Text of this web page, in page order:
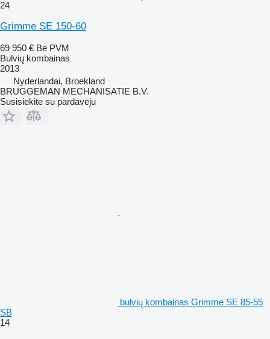
24
Grimme SE 150-60
69 950 € Be PVM
Bulvių kombainas
2013
Nyderlandai, Broekland
BRUGGEMAN MECHANISATIE B.V.
Susisiekite su pardavėju
bulvių kombainas Grimme SE 85-55
SB
14